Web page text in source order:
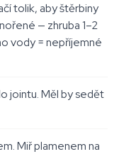
tolik, aby štěrbiny
— zhruba 1–2
vody = nepříjemné
jointu. Měl by sedět
Miř plamenem na